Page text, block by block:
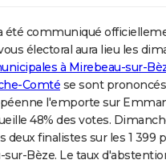
été communiqué
électoral aura lieu les
à Mirebeau-sur-
Comté se sont
l'emporte sur
48% des votes.
deux finalistes sur les 1 399
Bèze. Le taux